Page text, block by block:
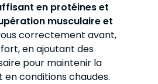
en protéines et
musculaire et
correctement avant,
en ajoutant des
pour maintenir la
conditions chaudes.